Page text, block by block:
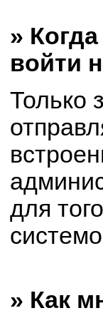
»
войти
Только
для
» Как